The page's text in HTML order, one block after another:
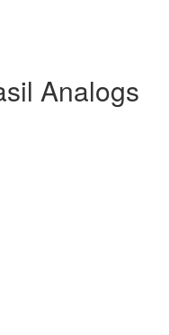
Analogs